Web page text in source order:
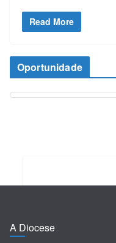
Read More
Oportunidade
A Diocese